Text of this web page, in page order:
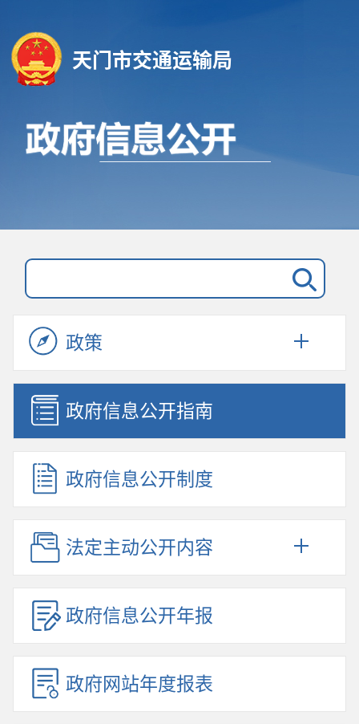
天门市交通运输局
政策
政府信息公开指南
政府信息公开制度
法定主动公开内容
政府信息公开年报
政府网站年度报表